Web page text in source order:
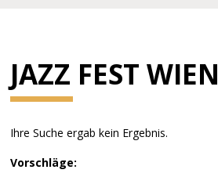
JAZZ FEST WIEN
Ihre Suche ergab kein Ergebnis.
Vorschläge: